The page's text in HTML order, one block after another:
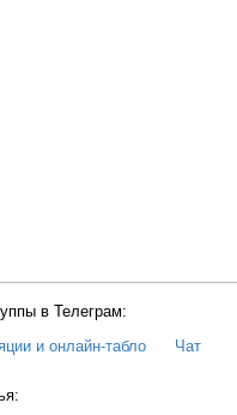
в Телеграм:
и онлайн-табло Чат